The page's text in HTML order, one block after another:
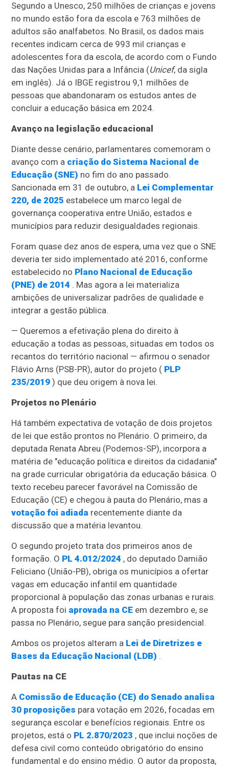
Segundo a Unesco, 250 milhões de crianças e jovens
no mundo estão fora da escola e 763 milhões de
adultos são analfabetos. No Brasil, os dados mais
recentes indicam cerca de 993 mil crianças e
adolescentes fora da escola, de acordo com o Fundo
das Nações Unidas para a Infância (Unicef, da sigla
em inglês). Já o IBGE registrou 9,1 milhões de
pessoas que abandonaram os estudos antes de
concluir a educação básica em 2024.
Avanço na legislação educacional
Diante desse cenário, parlamentares comemoram o
avanço com a criação do Sistema Nacional de
Educação (SNE) no fim do ano passado.
Sancionada em 31 de outubro, a Lei Complementar
220, de 2025 estabelece um marco legal de
governança cooperativa entre União, estados e
municípios para reduzir desigualdades regionais.
Foram quase dez anos de espera, uma vez que o SNE
deveria ter sido implementado até 2016, conforme
estabelecido no Plano Nacional de Educação
(PNE) de 2014 . Mas agora a lei materializa
ambições de universalizar padrões de qualidade e
integrar a gestão pública.
— Queremos a efetivação plena do direito à
educação a todas as pessoas, situadas em todos os
recantos do território nacional — afirmou o senador
Flávio Arns (PSB-PR), autor do projeto ( PLP
235/2019 ) que deu origem à nova lei.
Projetos no Plenário
Há também expectativa de votação de dois projetos
de lei que estão prontos no Plenário. O primeiro, da
deputada Renata Abreu (Podemos-SP), incorpora a
matéria de "educação política e direitos da cidadania"
na grade curricular obrigatória da educação básica. O
texto recebeu parecer favorável na Comissão de
Educação (CE) e chegou à pauta do Plenário, mas a
votação foi adiada recentemente diante da
discussão que a matéria levantou.
O segundo projeto trata dos primeiros anos de
formação. O PL 4.012/2024 , do deputado Damião
Feliciano (União-PB), obriga os municípios a ofertar
vagas em educação infantil em quantidade
proporcional à população das zonas urbanas e rurais.
A proposta foi aprovada na CE em dezembro e, se
passa no Plenário, segue para sanção presidencial.
Ambos os projetos alteram a Lei de Diretrizes e
Bases da Educação Nacional (LDB) .
Pautas na CE
A Comissão de Educação (CE) do Senado analisa
30 proposições para votação em 2026, focadas em
segurança escolar e benefícios regionais. Entre os
projetos, está o PL 2.870/2023 , que inclui noções de
defesa civil como conteúdo obrigatório do ensino
fundamental e do ensino médio. O autor da proposta,